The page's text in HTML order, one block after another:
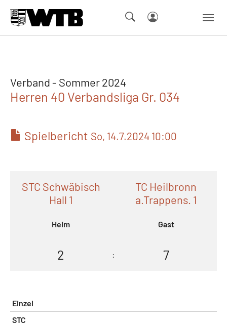
Verband - Sommer 2024
Herren 40 Verbandsliga Gr. 034
Spielbericht So, 14.7.2024 10:00
STC Schwäbisch
Hall 1
Heim
TC Heilbronn
a.Trappens. 1
Gast
2 : 7
Einzel
STC